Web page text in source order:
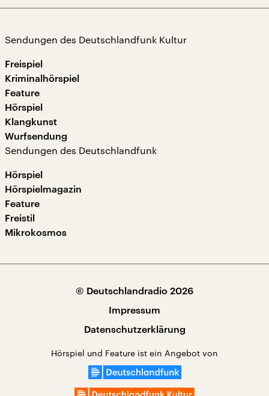
Sendungen des Deutschlandfunk Kultur
Freispiel
Kriminalhörspiel
Feature
Hörspiel
Klangkunst
Wurfsendung
Sendungen des Deutschlandfunk
Hörspiel
Hörspielmagazin
Feature
Freistil
Mikrokosmos
© Deutschlandradio 2026
Impressum
Datenschutzerklärung
Hörspiel und Feature ist ein Angebot von